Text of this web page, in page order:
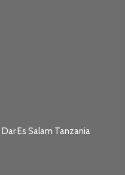
Es Salam Tanzania